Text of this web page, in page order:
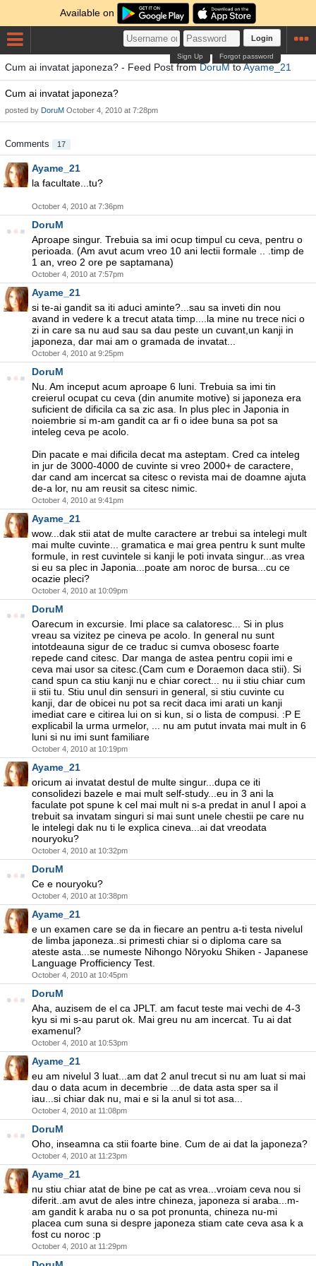
Available on
Login
Forgot password
Sign Up
Cum ai invatat japoneza? - Feed Post fromDoruMtoAyame_21
Cum ai invatat japoneza?
posted by DoruM October 4, 2010 at 7:28pm
Comments 17
Ayame_21
la facultate...tu?
October 4, 2010 at 7:36pm
DoruM
Aproape singur. Trebuia sa imi ocup timpul cu ceva, pentru o
perioada. (Am avut acum vreo 10 ani lectii formale .. .timp de
1 an, vreo 2 ore pe saptamana)
October 4, 2010 at 7:57pm
Ayame_21
si te-ai gandit sa iti aduci aminte?...sau sa inveti din nou
avand in vedere k a trecut atata timp....la mine nu trece nici o
zi in care sa nu aud sau sa dau peste un cuvant,un kanji in
japoneza, dar mai am o gramada de invatat...
October 4, 2010 at 9:25pm
DoruM
Nu. Am inceput acum aproape 6 luni. Trebuia sa imi tin
creierul ocupat cu ceva (din anumite motive) si japoneza era
suficient de dificila ca sa zic asa. In plus plec in Japonia in
noiembrie si m-am gandit ca ar fi o idee buna sa pot sa
inteleg ceva pe acolo.
Din pacate e mai dificila decat ma asteptam. Cred ca inteleg
in jur de 3000-4000 de cuvinte si vreo 2000+ de caractere,
dar cand am incercat sa citesc o revista mai de doamne ajuta
de-a lor, nu am reusit sa citesc nimic.
October 4, 2010 at 9:41pm
Ayame_21
wow...dak stii atat de multe caractere ar trebui sa intelegi mult
mai multe cuvinte... gramatica e mai grea pentru k sunt multe
formule, in rest cuvintele si kanji le poti invata singur...as vrea
si eu sa plec in Japonia...poate am noroc de bursa...cu ce
ocazie pleci?
October 4, 2010 at 10:09pm
DoruM
Oarecum in excursie. Imi place sa calatoresc... Si in plus
vreau sa vizitez pe cineva pe acolo. In general nu sunt
intotdeauna sigur de ce traduc si cumva obosesc foarte
repede cand citesc. Dar manga de astea pentru copii imi e
ceva mai usor sa citesc.(Cam cum e Doraemon daca stii). Si
cand spun ca stiu kanji nu e chiar corect... nu ii stiu chiar cum
ii stii tu. Stiu unul din sensuri in general, si stiu cuvinte cu
kanji, dar de obicei nu pot sa recit daca imi arati un kanji
imediat care e citirea lui on si kun, si o lista de compusi. :P E
explicabil la urma urmelor, ... nu am putut invata mai mult in 6
luni si nu imi sunt familiare
October 4, 2010 at 10:19pm
Ayame_21
oricum ai invatat destul de multe singur...dupa ce iti
consolidezi bazele e mai mult self-study...eu in 3 ani la
faculate pot spune k cel mai mult ni s-a predat in anul I apoi a
trebuit sa invatam singuri si mai sunt unele chestii pe care nu
le intelegi dak nu ti le explica cineva...ai dat vreodata
nouryoku?
October 4, 2010 at 10:32pm
DoruM
Ce e nouryoku?
October 4, 2010 at 10:38pm
Ayame_21
e un examen care se da in fiecare an pentru a-ti testa nivelul
de limba japoneza..si primesti chiar si o diploma care sa
ateste asta...se numeste Nihongo Nōryoku Shiken - Japanese
Language Profficiency Test.
October 4, 2010 at 10:45pm
DoruM
Aha, auzisem de el ca JPLT. am facut teste mai vechi de 4-3
kyu si mi s-au parut ok. Mai greu nu am incercat. Tu ai dat
examenul?
October 4, 2010 at 10:53pm
Ayame_21
eu am nivelul 3 luat...am dat 2 anul trecut si nu am luat si mai
dau o data acum in decembrie ...de data asta sper sa il
iau...si chiar dak nu, mai e si la anul si tot asa...
October 4, 2010 at 11:08pm
DoruM
Oho, inseamna ca stii foarte bine. Cum de ai dat la japoneza?
October 4, 2010 at 11:23pm
Ayame_21
nu stiu chiar atat de bine pe cat as vrea...vroiam ceva nou si
diferit..am avut de ales intre chineza, japoneza si araba...m-
am gandit k araba nu o sa pot pronunta, chineza nu-mi
placea cum suna si despre japoneza stiam cate ceva asa k a
fost cu noroc :p
October 4, 2010 at 11:29pm